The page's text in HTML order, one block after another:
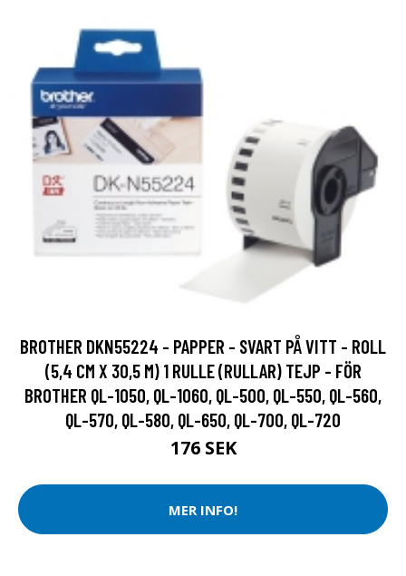
BROTHER DKN55224 - PAPPER - SVART PÅ VITT - ROLL
(5,4 CM X 30,5 M) 1 RULLE (RULLAR) TEJP - FÖR
BROTHER QL-1050, QL-1060, QL-500, QL-550, QL-560,
QL-570, QL-580, QL-650, QL-700, QL-720
176 SEK
MER INFO!